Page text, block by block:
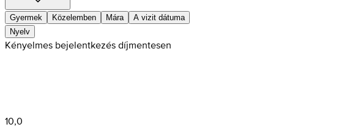
Gyermek Közelemben Mára
A vizit dátuma
Nyelv
Kényelmes bejelentkezés díjmentesen
10,0